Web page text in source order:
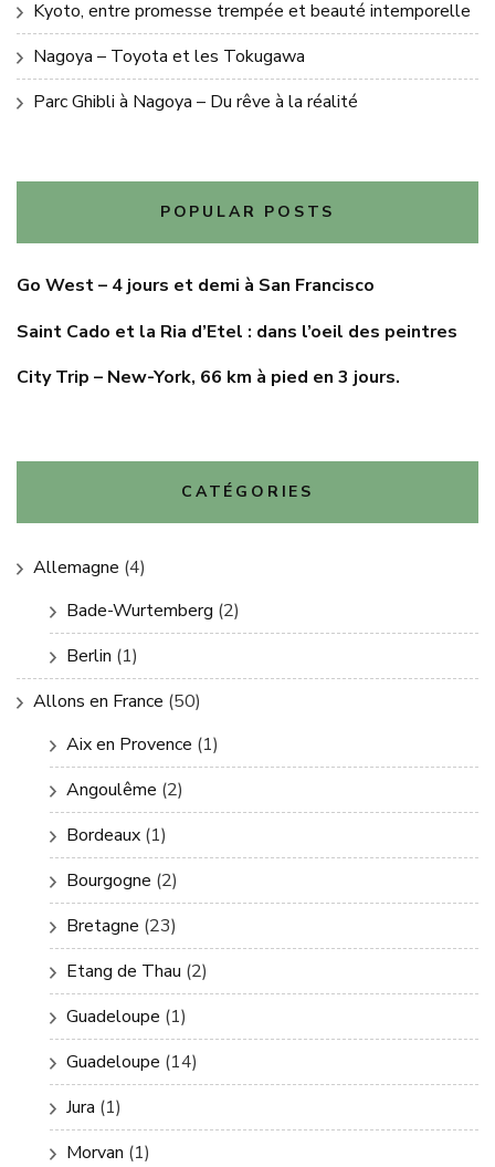
Kyoto, entre promesse trempée et beauté intemporelle
Nagoya – Toyota et les Tokugawa
Parc Ghibli à Nagoya – Du rêve à la réalité
POPULAR POSTS
Go West – 4 jours et demi à San Francisco
Saint Cado et la Ria d’Etel : dans l’oeil des peintres
City Trip – New-York, 66 km à pied en 3 jours.
CATÉGORIES
Allemagne (4)
Bade-Wurtemberg (2)
Berlin (1)
Allons en France (50)
Aix en Provence (1)
Angoulême (2)
Bordeaux (1)
Bourgogne (2)
Bretagne (23)
Etang de Thau (2)
Guadeloupe (1)
Guadeloupe (14)
Jura (1)
Morvan (1)